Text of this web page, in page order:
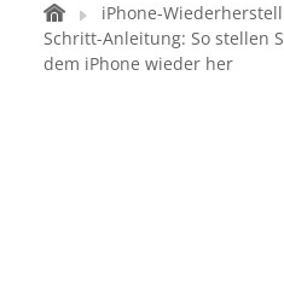
iPhone-
Schritt-Anleitung: So stellen
dem iPhone wieder her